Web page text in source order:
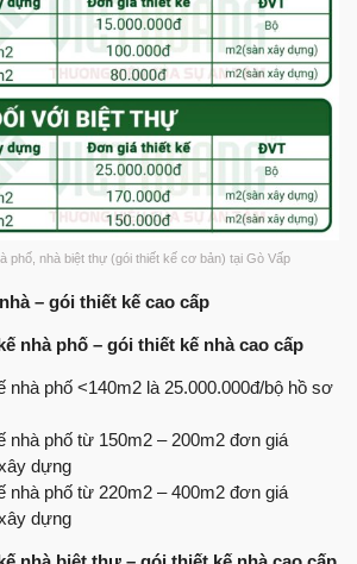
phố, nhà biệt thự (gói thiết kế cơ bản) tại Gò Vấp
– gói thiết kế cao cấp
nhà phố – gói thiết kế nhà cao cấp
nhà phố <140m2 là 25.000.000đ/bộ hồ sơ
nhà phố từ 150m2 – 200m2 đơn giá
dựng
nhà phố từ 220m2 – 400m2 đơn giá
dựng